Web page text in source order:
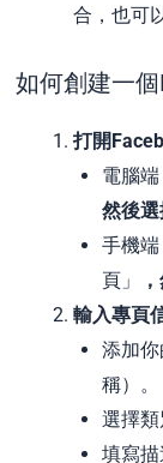
合，也可
如何創建一
打開
電腦
然後
手機
頁」
輸入專頁
添加
稱）。
選擇類
填寫描